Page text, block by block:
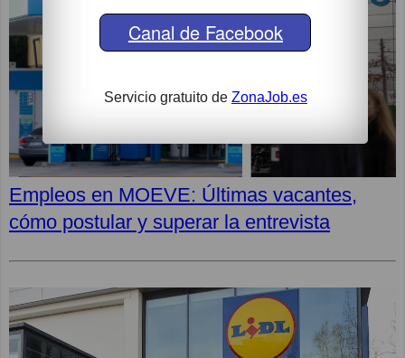
Canal de Facebook
Servicio gratuito de ZonaJob.es
Empleos en MOEVE: Últimas vacantes,
cómo postular y superar la entrevista